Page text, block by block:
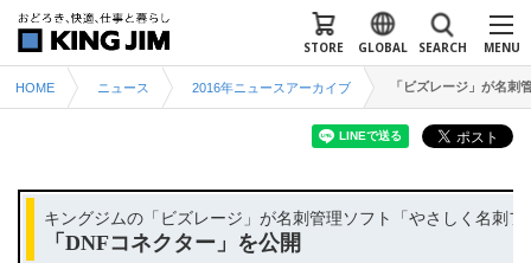
MENU
SEARCH
GLOBAL
STORE
HOME ニュース 2016年ニュースアーカイブ 「ビズレージ」が名
キングジムの「ビズレージ」が名刺管理ソフト「やさしく名刺フ
「DNFコネクター」を公開